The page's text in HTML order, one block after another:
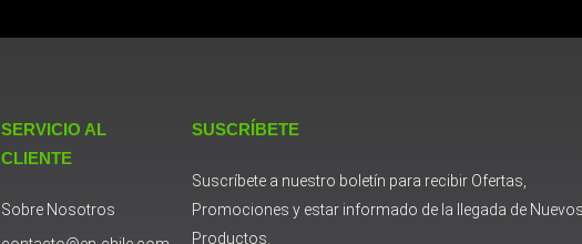
SERVICIO AL
CLIENTE
Sobre Nosotros
SUSCRÍBETE
Suscríbete a nuestro boletín para recibir Ofertas,
Promociones y estar informado de la llegada de
Productos.